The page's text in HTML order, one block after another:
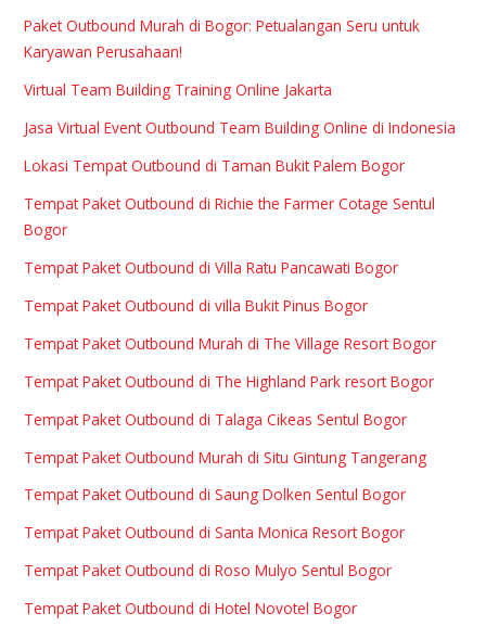
Paket Outbound Murah di Bogor: Petualangan Seru untuk
Karyawan Perusahaan!
Virtual Team Building Training Online Jakarta
Jasa Virtual Event Outbound Team Building Online di Indonesia
Lokasi Tempat Outbound di Taman Bukit Palem Bogor
Tempat Paket Outbound di Richie the Farmer Cotage Sentul
Bogor
Tempat Paket Outbound di Villa Ratu Pancawati Bogor
Tempat Paket Outbound di villa Bukit Pinus Bogor
Tempat Paket Outbound Murah di The Village Resort Bogor
Tempat Paket Outbound di The Highland Park resort Bogor
Tempat Paket Outbound di Talaga Cikeas Sentul Bogor
Tempat Paket Outbound Murah di Situ Gintung Tangerang
Tempat Paket Outbound di Saung Dolken Sentul Bogor
Tempat Paket Outbound di Santa Monica Resort Bogor
Tempat Paket Outbound di Roso Mulyo Sentul Bogor
Tempat Paket Outbound di Hotel Novotel Bogor